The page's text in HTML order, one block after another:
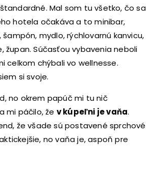
Mal som tu všetko, čo sa
hotela očakáva a to minibar,
šampón, mydlo, rýchlovarnú kanvicu,
župan. Súčasťou vybavenia neboli
celkom chýbali vo wellnesse.
si svoje.
no okrem papúč mi tu nič
mi páčilo, že v kúpeľni je vaňa.
že všade sú postavené sprchové
no vaňa je, aspoň pre